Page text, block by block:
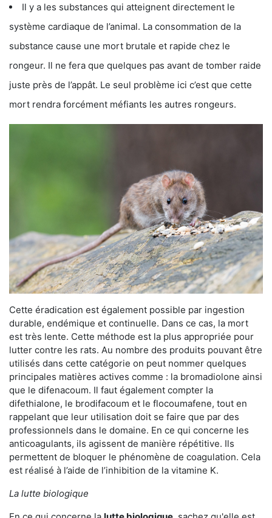
Il y a les substances qui atteignent directement le
système cardiaque de l’animal. La consommation de la
substance cause une mort brutale et rapide chez le
rongeur. Il ne fera que quelques pas avant de tomber raide
juste près de l’appât. Le seul problème ici c’est que cette
mort rendra forcément méfiants les autres rongeurs.
Cette éradication est également possible par ingestion
durable, endémique et continuelle. Dans ce cas, la mort
est très lente. Cette méthode est la plus appropriée pour
lutter contre les rats. Au nombre des produits pouvant être
utilisés dans cette catégorie on peut nommer quelques
principales matières actives comme : la bromadiolone ainsi
que le difenacoum. Il faut également compter la
difethialone, le brodifacoum et le flocoumafene, tout en
rappelant que leur utilisation doit se faire que par des
professionnels dans le domaine. En ce qui concerne les
anticoagulants, ils agissent de manière répétitive. Ils
permettent de bloquer le phénomène de coagulation. Cela
est réalisé à l’aide de l’inhibition de la vitamine K.
La lutte biologique